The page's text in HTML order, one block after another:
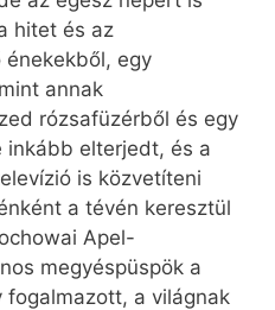
hitet és az
egy
annak
rózsafüzérből és egy
inkább elterjedt, és a
is közvetíteni
a tévén keresztül
Apel-
megyéspüspök a
a világnak